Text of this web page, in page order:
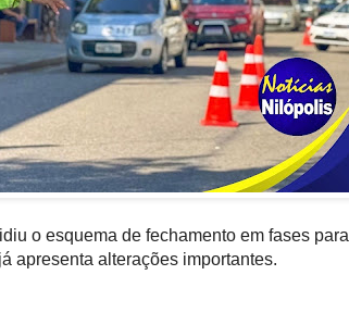
o esquema de fechamento em fases para
apresenta alterações importantes.